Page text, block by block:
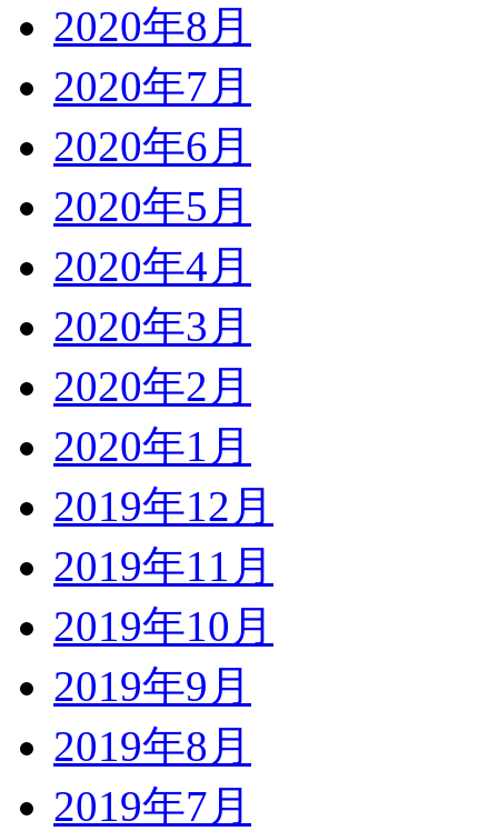
2020年8月
2020年7月
2020年6月
2020年5月
2020年4月
2020年3月
2020年2月
2020年1月
2019年12月
2019年11月
2019年10月
2019年9月
2019年8月
2019年7月